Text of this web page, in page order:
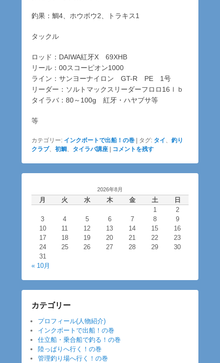
釣果：鯛4、ホウボウ2、トラキス1
タックル
ロッド：DAIWA紅牙X 69XHB
リール：00スコーピオン1000
ライン：サンヨーナイロン GT-R PE 1号
リーダー：ソルトマックスリーダーフロロ16ｌｂ
タイラバ：80～100g 紅牙・ハヤブサ等
等
カテゴリー: インクボートで出船！の巻 タグ: タイ、 釣り
クラブ、 初鯛、 タイラバ講座 コメントを残す
2026年8月
月 火 水 木 金 土
日
1
2
3
4 5 6 7 8
9
10
11 12 13 14 15
16
17
18 19 20 21 22
23
24
25 26 27 28 29
30
31
« 10月
カテゴリー
プロフィール(人物紹介)
インクボートで出船！の巻
仕立船・乗合船で釣る！の巻
陸っぱりへ行く！の巻
管理釣り場へ行く！の巻